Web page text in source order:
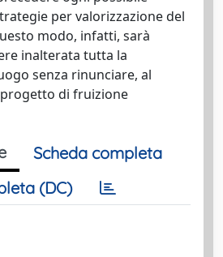
Scheda completa
(DC)